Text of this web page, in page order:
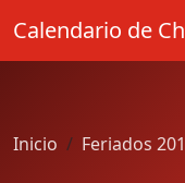
Calendario de
Inicio Feriados